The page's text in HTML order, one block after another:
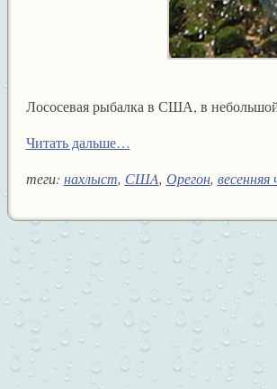
Лососевая рыбалка в США, в
Читать дальше…
теги: нахлыст, СШA, Орегон, весенняя